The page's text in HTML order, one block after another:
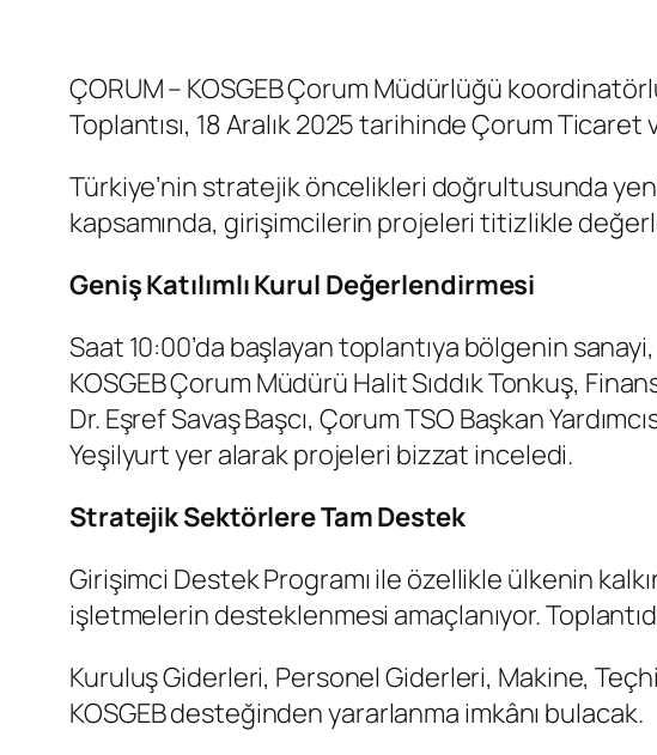
​ÇORUM – KOSGEB Çorum Müdürlüğü
Toplantısı, 18 Aralık 2025 tarihinde Çorum
Türkiye’nin stratejik öncelikleri doğrultusunda
kapsamında, girişimcilerin projeleri titizlikle
Geniş Katılımlı Kurul Değerlendirmesi
​Saat 10:00’da başlayan toplantıya bölgenin
KOSGEB Çorum Müdürü Halit Sıddık Tonkuş,
Dr. Eşref Savaş Başcı, Çorum TSO Başkan
Yeşilyurt yer alarak projeleri bizzat inceledi.
Stratejik Sektörlere Tam Destek
​Girişimci Destek Programı ile özellikle ülkenin
işletmelerin desteklenmesi amaçlanıyor.
​Kuruluş Giderleri, Personel Giderleri, Makine,
KOSGEB desteğinden yararlanma imkânı bulacak.